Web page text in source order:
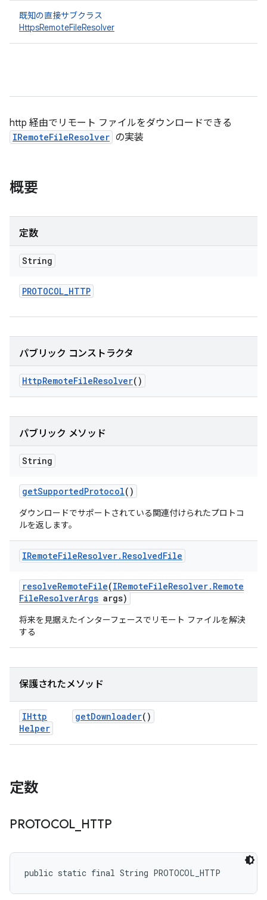
既知の直接サブクラス
HttpsRemoteFileResolver
http 経由でリモート ファイルをダウンロードできる
IRemoteFileResolver の実装
概要
定数
String
PROTOCOL_HTTP
パブリック コンストラクタ
HttpRemoteFileResolver()
パブリック メソッド
String
getSupportedProtocol()
ダウンロードでサポートされている関連付けられたプロトコ
ルを返します。
IRemoteFileResolver. ResolvedFile
resolveRemoteFile(IRemoteFileResolver. Remote
FileResolverArgs args)
将来を見据えたインターフェースでリモート ファイルを解決
する
保護されたメソッド
IHttp
Helper
getDownloader()
定数
PROTOCOL HTTP
public static final String PROTOCOL_HTTP